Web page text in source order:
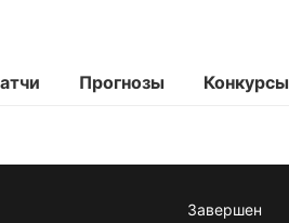
Прогнозы Конкурсы
Завершен